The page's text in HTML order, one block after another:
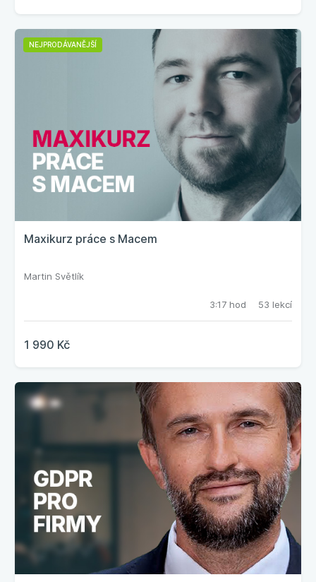
NEJPRODÁVANĚJŠÍ
Maxikurz práce s Macem
Martin Světlík
3:17 hod 53 lekcí
1 990 Kč